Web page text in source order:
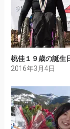
桃佳１９歳の誕生
2016年3月4日